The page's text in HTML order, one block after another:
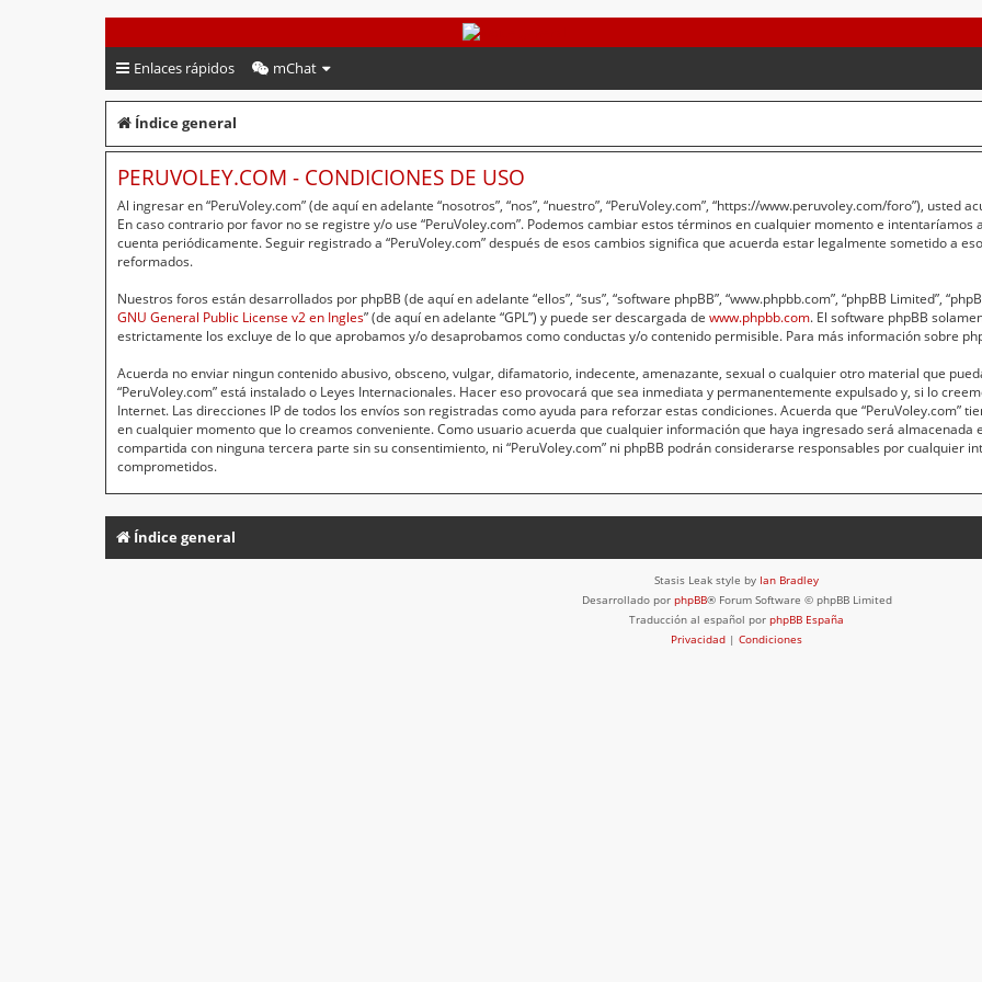
PeruVoley.com
Enlaces rápidos mChat
Índice general
PERUVOLEY.COM - CONDICIONES DE USO
Al ingresar en “PeruVoley.com” (de aquí en adelante “nosotros”, “nos”, “nuestro”, “PeruVoley.com”, “https://www.peruvoley.com/foro”),
En caso contrario por favor no se registre y/o use “PeruVoley.com”. Podemos cambiar estos términos en cualquier momento e
cuenta periódicamente. Seguir registrado a “PeruVoley.com” después de esos cambios significa que acuerda estar legalmente sometido a
reformados.
Nuestros foros están desarrollados por phpBB (de aquí en adelante “ellos”, “sus”, “software phpBB”, “www.phpbb.com”, “phpBB Limited”,
GNU General Public License v2 en Ingles” (de aquí en adelante “GPL”) y puede ser descargada de www.phpbb.com. El software phpBB
estrictamente los excluye de lo que aprobamos y/o desaprobamos como conductas y/o contenido permisible. Para más información sobre
Acuerda no enviar ningun contenido abusivo, obsceno, vulgar, difamatorio, indecente, amenazante, sexual o cualquier otro material que
“PeruVoley.com” está instalado o Leyes Internacionales. Hacer eso provocará que sea inmediata y permanentemente expulsado y, si lo
Internet. Las direcciones IP de todos los envíos son registradas como ayuda para reforzar estas condiciones. Acuerda que “PeruVoley.com”
en cualquier momento que lo creamos conveniente. Como usuario acuerda que cualquier información que haya ingresado será almacenada
compartida con ninguna tercera parte sin su consentimiento, ni “PeruVoley.com” ni phpBB podrán considerarse responsables por cualquier
comprometidos.
Índice general
Stasis Leak style by Ian Bradley
Desarrollado por phpBB® Forum Software © phpBB Limited
Traducción al español por phpBB España
Privacidad | Condiciones